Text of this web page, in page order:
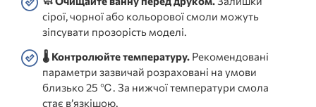
сірої, чорної або кольорової смоли можуть
зіпсувати прозорість моделі.
🌡️ Контролюйте температуру. Рекомендовані
параметри зазвичай розраховані на умови
близько 25 ℃. За нижчої температури смола
стає в’язкішою.